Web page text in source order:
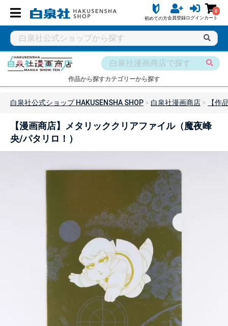
初めての方会員登録ログイン
0
カート
作品から探すカテゴリーから探す
白泉社公式ショップ HAKUSENSHA SHOP 白泉社漫画商店 【作
【漫画商店】メタリッククリアファイル（魔夜峰
央/パタリロ！）